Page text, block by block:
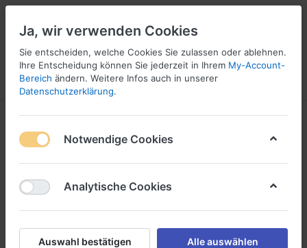
Menü Anmelden Vergleichen Wunschliste
Ja, wir verwenden Cookies
Sie entscheiden, welche Cookies Sie zulassen oder ablehnen.
Ihre Entscheidung können Sie jederzeit in Ihrem My-Account-
Bereich ändern. Weitere Infos auch in unserer
Datenschutzerklärung.
Notwendige Cookies
Analytische Cookies
Auswahl bestätigen Alle auswählen